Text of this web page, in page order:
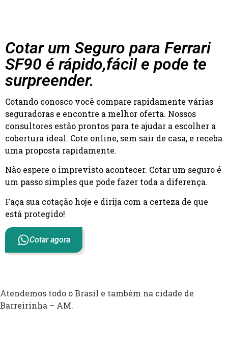
Cotar um Seguro para Ferrari
SF90 é rápido,fácil e pode te
surpreender.
Cotando conosco você compare rapidamente várias
seguradoras e encontre a melhor oferta. Nossos
consultores estão prontos para te ajudar a escolher a
cobertura ideal. Cote online, sem sair de casa, e receba
uma proposta rapidamente.
Não espere o imprevisto acontecer. Cotar um seguro é
um passo simples que pode fazer toda a diferença.
Faça sua cotação hoje e dirija com a certeza de que
está protegido!
Cotar agora
Atendemos todo o Brasil e também na cidade de
Barreirinha – AM.